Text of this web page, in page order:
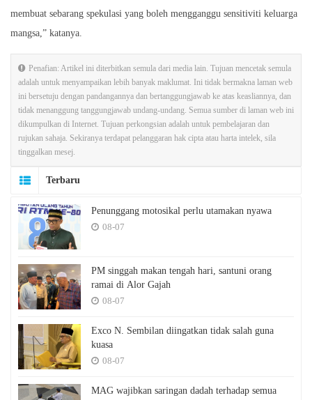
membuat sebarang spekulasi yang boleh mengganggu sensitiviti keluarga
mangsa,” katanya.
Penafian: Artikel ini diterbitkan semula dari media lain. Tujuan mencetak semula
adalah untuk menyampaikan lebih banyak maklumat. Ini tidak bermakna laman web
ini bersetuju dengan pandangannya dan bertanggungjawab ke atas keasliannya, dan
tidak menanggung tanggungjawab undang-undang. Semua sumber di laman web ini
dikumpulkan di Internet. Tujuan perkongsian adalah untuk pembelajaran dan
rujukan sahaja. Sekiranya terdapat pelanggaran hak cipta atau harta intelek, sila
tinggalkan mesej.
Terbaru
Penunggang motosikal perlu utamakan nyawa
08-07
PM singgah makan tengah hari, santuni orang
ramai di Alor Gajah
08-07
Exco N. Sembilan diingatkan tidak salah guna
kuasa
08-07
MAG wajibkan saringan dadah terhadap semua